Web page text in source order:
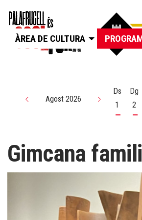
ÀREA DE CULTURA
Agost 2026
Ds
1
Dg
2
Gimcana